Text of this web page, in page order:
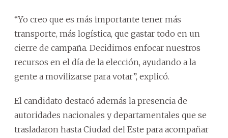
“Yo creo que es más importante tener más
transporte, más logística, que gastar todo en un
cierre de campaña. Decidimos enfocar nuestros
recursos en el día de la elección, ayudando a la
gente a movilizarse para votar”, explicó.
El candidato destacó además la presencia de
autoridades nacionales y departamentales que se
trasladaron hasta Ciudad del Este para acompañar